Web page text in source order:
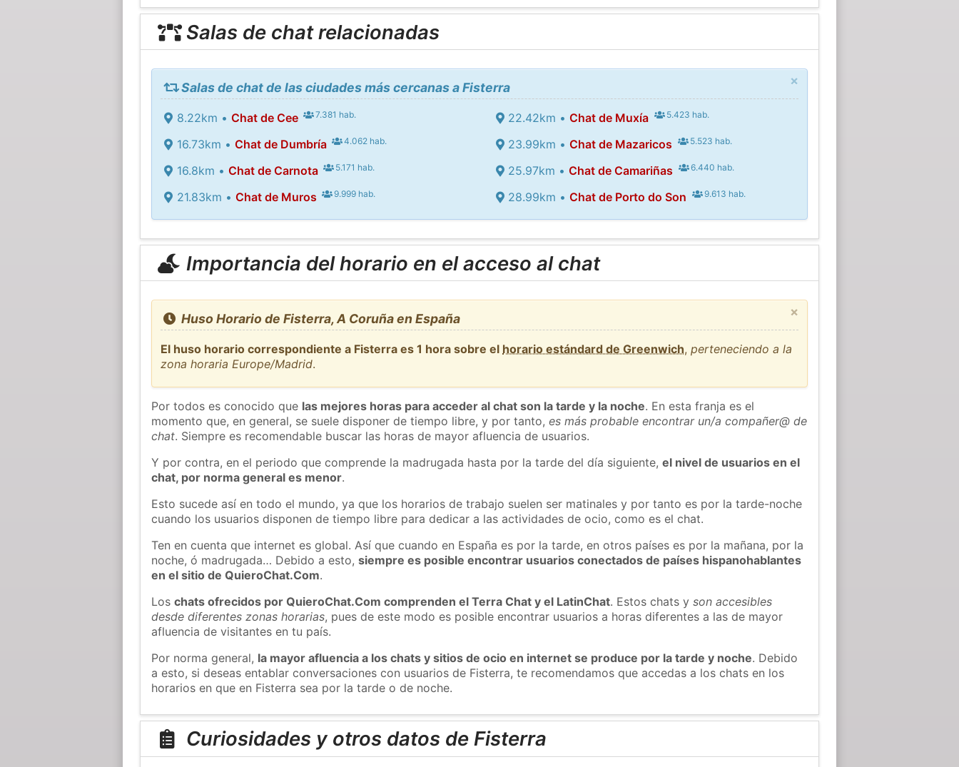
Salas de chat relacionadas
×
Salas de chat de las ciudades más cercanas a Fisterra
8.22km • Chat de Cee 7.381 hab.
16.73km • Chat de Dumbría 4.062 hab.
16.8km • Chat de Carnota 5.171 hab.
21.83km • Chat de Muros 9.999 hab.
22.42km •Chat de Muxía 5.423 hab.
23.99km •Chat de Mazaricos 5.523 hab.
25.97km •Chat de Camariñas 6.440 hab.
28.99km •Chat de Porto do Son 9.613 hab.
Importancia del horario en el acceso al chat
×
Huso Horario de Fisterra, A Coruña en España
El huso horario correspondiente a Fisterra es 1 hora sobre el horario estándard de Greenwich,perteneciendo a la
zona horaria Europe/Madrid.
Por todos es conocido que las mejores horas para acceder al chat son la tarde y la noche. En esta franja es el
momento que, en general, se suele disponer de tiempo libre, y por tanto,es más probable encontrar un/a compañer@ de
chat. Siempre es recomendable buscar las horas de mayor afluencia de usuarios.
Y por contra, en el periodo que comprende la madrugada hasta por la tarde del día siguiente,el nivel de usuarios en el
chat, por norma general es menor.
Esto sucede así en todo el mundo, ya que los horarios de trabajo suelen ser matinales y por tanto es por la tarde-noche
cuando los usuarios disponen de tiempo libre para dedicar a las actividades de ocio, como es el chat.
Ten en cuenta que internet es global. Así que cuando en España es por la tarde, en otros países es por la mañana, por la
noche, ó madrugada… Debido a esto,siempre es posible encontrar usuarios conectados de países hispanohablantes
en el sitio de QuieroChat.Com.
Loschats ofrecidos por QuieroChat.Com comprenden el Terra Chat y el LatinChat. Estos chats yson accesibles
desde diferentes zonas horarias, pues de este modo es posible encontrar usuarios a horas diferentes a las de mayor
afluencia de visitantes en tu país.
Por norma general, la mayor afluencia a los chats y sitios de ocio en internet se produce por la tarde y noche. Debido
a esto, si deseas entablar conversaciones con usuarios de Fisterra, te recomendamos que accedas a los chats en los
horarios en que en Fisterra sea por la tarde o de noche.
Curiosidades y otros datos de Fisterra